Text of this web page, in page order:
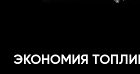
ЭКОНОМИЯ